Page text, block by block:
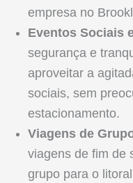
empresa no
Eventos Sociais
segurança e
aproveitar a
sociais, sem
estacionamento.
Viagens de
viagens de fim de
grupo para o